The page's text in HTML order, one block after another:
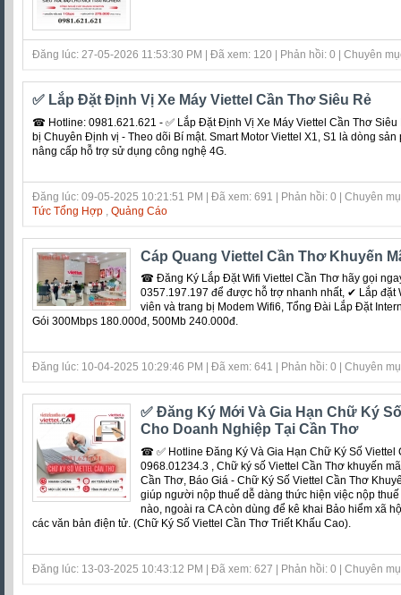
Đăng lúc: 27-05-2026 11:53:30 PM | Đã xem: 120 | Phản hồi: 0 | Chuyên
✅ Lắp Đặt Định Vị Xe Máy Viettel Cần Thơ Siêu Rẻ
☎ Hotline: 0981.621.621 - ✅ Lắp Đặt Định Vị Xe Máy Viettel Cần Thơ Siêu
bị Chuyên Định vị - Theo dõi Bí mật. Smart Motor Viettel X1, S1 là dòng
nâng cấp hỗ trợ sử dụng công nghệ 4G.
Đăng lúc: 09-05-2025 10:21:51 PM | Đã xem: 691 | Phản hồi: 0 | Chuyên
Tức Tổng Hợp
Quảng Cáo
Cáp Quang Viettel Cần Thơ Khuyến
☎ Đăng Ký Lắp Đặt Wifi Viettel Cần Thơ hãy gọi
0357.197.197 để được hỗ trợ nhanh nhất, ✔ ‎Lắp đặt
viên và trang bị Modem Wifi6, Tổng Đài Lắp Đặt
Gói 300Mbps 180.000đ, 500Mb 240.000đ.
Đăng lúc: 10-04-2025 10:29:46 PM | Đã xem: 641 | Phản hồi: 0 | Chuyên
✅‎ Đăng Ký Mới Và Gia Hạn Chữ Ký
Cho Doanh Nghiệp Tại Cần Thơ
☎ ✅‎ Hotline Đăng Ký Và Gia Hạn Chữ Ký Số Viettel
0968.01234.3 , Chữ ký số Viettel Cần Thơ khuyến
Cần Thơ, Báo Giá - Chữ Ký Số Viettel Cần Thơ
giúp người nộp thuế dễ dàng thức hiện việc nộp
nào, ngoài ra CA còn dùng để kê khai Bảo hiểm xã
các văn bản điện tử. (Chữ Ký Số Viettel Cần Thơ Triết Khấu Cao).
Đăng lúc: 13-03-2025 10:43:12 PM | Đã xem: 627 | Phản hồi: 0 | Chuyên